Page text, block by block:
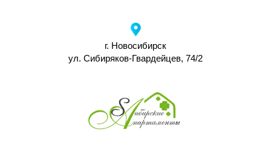
г. Новосибирск
ул. Сибиряков-Гвардейцев, 74/2